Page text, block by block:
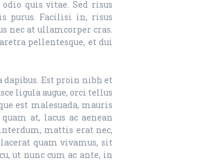
quis vitae. Sed risus
purus. Facilisi in, risus
nec at ullamcorper cras.
pellentesque, et dui
dapibus. Est proin nibh et
ligula augue, orci tellus
est malesuada, mauris
at, lacus ac aenean
mattis erat nec,
quam vivamus, sit
ut nunc cum ac ante, in